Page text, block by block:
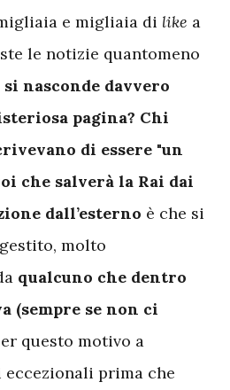
e migliaia di like a
le notizie quantomeno
nasconde davvero
pagina? Chi
di essere "un
che salverà la Rai dai
dall’esterno è che si
molto
qualcuno che dentro
(sempre se non ci
questo motivo a
prima che